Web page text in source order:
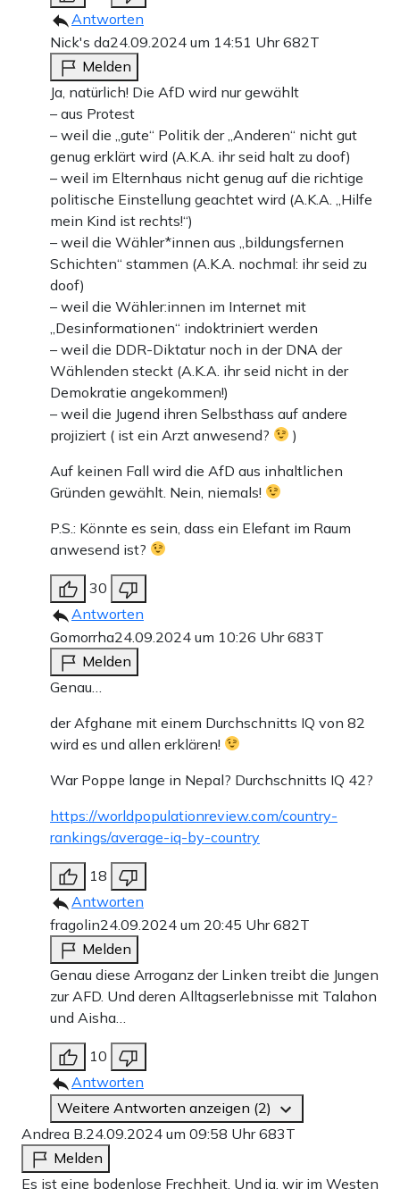
Antworten
Nick's da24.09.2024 um 14:51 Uhr682T
Melden
Ja, natürlich! Die AfD wird nur gewählt
– aus Protest
– weil die „gute“ Politik der „Anderen“ nicht gut
genug erklärt wird (A.K.A. ihr seid halt zu doof)
– weil im Elternhaus nicht genug auf die richtige
politische Einstellung geachtet wird (A.K.A. „Hilfe
mein Kind ist rechts!“)
– weil die Wähler*innen aus „bildungsfernen
Schichten“ stammen (A.K.A. nochmal: ihr seid zu
doof)
– weil die Wähler:innen im Internet mit
„Desinformationen“ indoktriniert werden
– weil die DDR-Diktatur noch in der DNA der
Wählenden steckt (A.K.A. ihr seid nicht in der
Demokratie angekommen!)
– weil die Jugend ihren Selbsthass auf andere
projiziert ( ist ein Arzt anwesend?
)
Auf keinen Fall wird die AfD aus inhaltlichen
Gründen gewählt. Nein, niemals!
P.S.: Könnte es sein, dass ein Elefant im Raum
anwesend ist?
30
Antworten
Gomorrha24.09.2024 um 10:26 Uhr683T
Melden
Genau…
der Afghane mit einem Durchschnitts IQ von 82
wird es und allen erklären!
War Poppe lange in Nepal? Durchschnitts IQ 42?
https://worldpopulationreview.com/country-
rankings/average-iq-by-country
18
Antworten
fragolin24.09.2024 um 20:45 Uhr682T
Melden
Genau diese Arroganz der Linken treibt die Jungen
zur AFD. Und deren Alltagserlebnisse mit Talahon
und Aisha…
10
Antworten
Weitere Antworten anzeigen (2)
Andrea B. 24.09.2024 um 09:58 Uhr683T
Melden
Es ist eine bodenlose Frechheit. Und ja, wir im Westen